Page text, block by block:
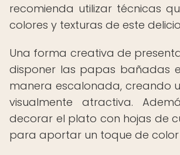
recomienda utilizar técnicas
colores y texturas de este
Una forma creativa de
disponer las papas bañadas
manera escalonada, creando
visualmente atractiva.
decorar el plato con hojas de
para aportar un toque de color